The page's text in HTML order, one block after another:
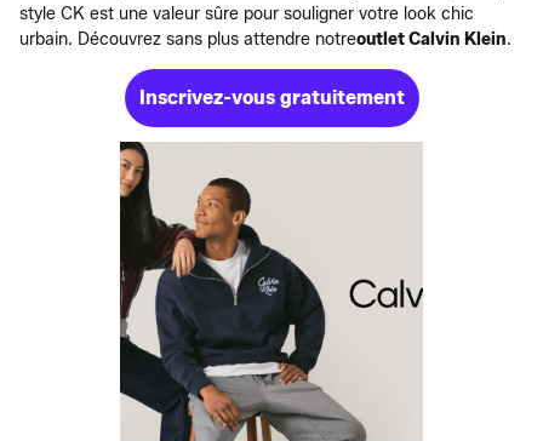
style CK est une valeur sûre pour souligner votre look chic
urbain. Découvrez sans plus attendre notreoutlet Calvin Klein.
Inscrivez-vous gratuitement